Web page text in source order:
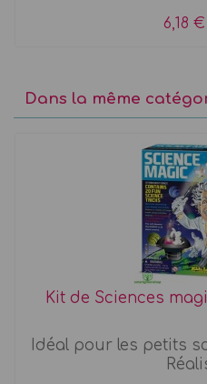
6,18
Dans la même
Kit de Sciences
Idéal pour les petits